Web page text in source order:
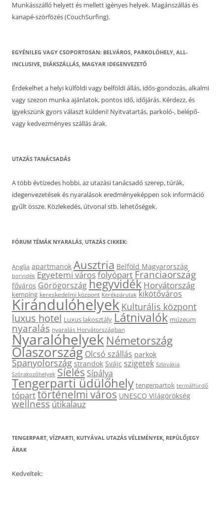
Munkásszálló helyett és mellett igényes helyek. Magánszállás és
kanapé-szörfözés (CouchSurfing).
EGYÉNILEG VAGY CSOPORTOSAN: BELVÁROS, PARKOLÓHELY, ALL-
INCLUSIVE, DIÁKSZÁLLÁS, MAGYAR IDEGENVEZETŐ
Érdekelhet a helyi külföldi vagy belföldi állás, idős-gondozás, alkalmi
vagy szezon munka ajánlatok, pontos idő, időjárás. Kérdezz, és
igyekszünk gyors választ küldeni! Nyitvatartás, parkoló-, belépő-
vagy kedvezményes szállás árak.
UTAZÁS TANÁCSADÁS
A több évtizedes hobbi, az utazási tanácsadó szerep, túrák,
idegenvezetések és nyaralások eredményeképpen sok információ
gyűlt össze. Közlekedés, útvonal stb. lehetőségek.
FÓRUM TÉMÁK NYARALÁS, UTAZÁS CIKKEK:
Anglia apartmanok Ausztria Belföld Magyarország
borvidék Egyetemi városfolyópartFranciaország
főváros Görögországhegyvidék Horvátország
kemping kereskedelmi központ Kerékpárutak kikötőváros
Kirándulóhelyek Kulturális központ
luxus hotel Luxus lakosztály Látnivalók múzeum
nyaralás nyaralás Horvátországban
Nyaralóhelyek Németország
Olaszország Olcsó szállás parkok
Spanyolország strandok Svájc szigetek Szlovákia
Szórakozóhelyek Síelés Sípálya
Tengerparti üdülőhely tengerpartok termálfürdő
tóparttörténelmi város UNESCO Világörökség
wellnessútikalauz
TENGERPART, VÍZPARTI, KUTYÁVAL UTAZÁS VÉLEMÉNYEK, REPÜLŐJEGY
ÁRAK
Kedveltek: